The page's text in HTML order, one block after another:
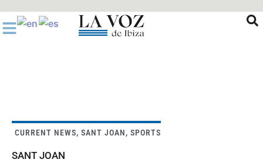
al
contenido
CURRENT NEWS, SANT JOAN, SPORTS
SANT JOAN